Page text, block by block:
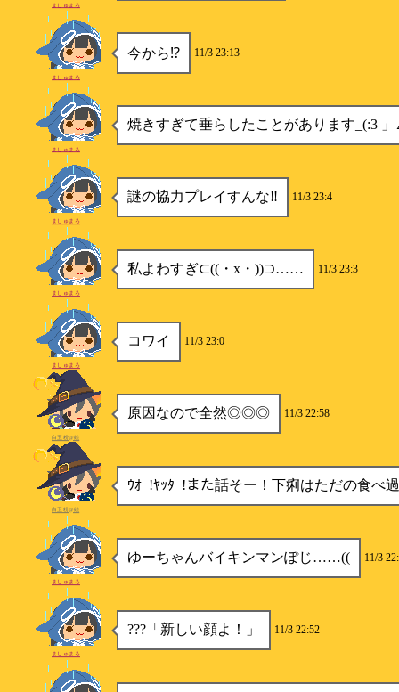
ましゅまろ
今から⁉️ 11/3 23:13
ましゅまろ
焼きすぎて垂らしたことがあります_(:3
ましゅまろ
謎の協力プレイすんな‼️ 11/3 23:4
ましゅまろ
私よわすぎ⊂((・x・))⊃…… 11/3 23:3
ましゅまろ
コワイ 11/3 23:0
ましゅまろ
原因なので全然◎◎◎ 11/3 22:58
白玉粉@絵
ｳｵｰ!ﾔｯﾀｰ!また話そー！下痢はただの食べ
白玉粉@絵
ゆーちゃんバイキンマンぽじ……(( 11/3
ましゅまろ
???「新しい顔よ！」 11/3 22:52
ましゅまろ